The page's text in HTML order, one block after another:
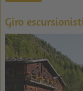
Giro